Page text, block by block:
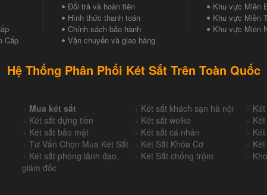
Cấp
Đổi trả và hoàn tiền
Hình thức thanh toán
Chính sách bảo hành
Vận chuyển và giao hàng
Khu vực Miền
Khu vực Miền
Khu vực Miền
Hệ Thống Phân Phối Két Sắt Trên Toàn Quốc
Mua két sắt Két sắt khách sạn hà nội
Két sắt đựng tiền Két sắt welko
Két sắt bảo mật Két sắt cá nhân
Tư Vấn Chọn Mua Két Sắt Két Sắt Khóa Cơ
Két sắt phòng lãnh đạo,
giám đốc
Két Sắt chống trộm